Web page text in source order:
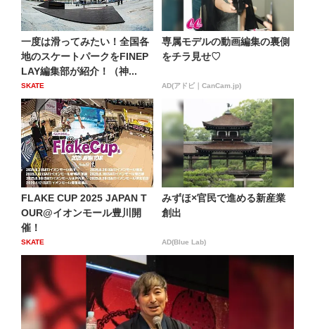
一度は滑ってみたい！全国各
地のスケートパークをFINEP
LAY編集部が紹介！（神...
SKATE
専属モデルの動画編集の裏側
をチラ見せ♡
AD(アドビ｜CanCam.jp)
FLAKE CUP 2025 JAPAN T
OUR@イオンモール豊川開
催！
SKATE
みずほ×官民で進める新産業
創出
AD(Blue Lab)